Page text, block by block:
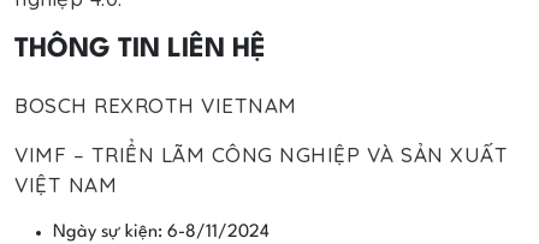
THÔNG TIN LIÊN HỆ
BOSCH REXROTH VIETNAM
VIMF – TRIỂN LÃM CÔNG NGHIỆP VÀ SẢN XUẤT
VIỆT NAM
Ngày sự kiện: 6-8/11/2024